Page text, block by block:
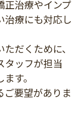
正治療やインプ
治療にも対応し
だくために、
タッフが担当
す。
ご要望がありま